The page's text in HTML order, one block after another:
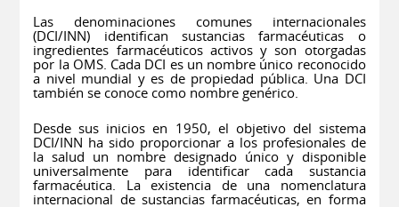
Las denominaciones comunes internacionales
(DCI/INN) identifican sustancias farmacéuticas o
ingredientes farmacéuticos activos y son otorgadas
por la OMS. Cada DCI es un nombre único reconocido
a nivel mundial y es de propiedad pública. Una DCI
también se conoce como nombre genérico.
Desde sus inicios en 1950, el objetivo del sistema
DCI/INN ha sido proporcionar a los profesionales de
la salud un nombre designado único y disponible
universalmente para identificar cada sustancia
farmacéutica. La existencia de una nomenclatura
internacional de sustancias farmacéuticas, en forma